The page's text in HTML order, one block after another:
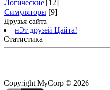
Логические [12]
Cимуляторы [9]
Друзья сайта
нЭт друзей Цайта!
Статистика
Copyright MyCorp © 2026